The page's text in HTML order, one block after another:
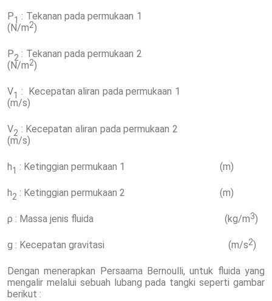
P1 : Tekanan pada permukaan 1
(N/m2)
P2 : Tekanan pada permukaan 2
(N/m2)
V1 : Kecepatan aliran pada permukaan 1
(m/s)
V2 : Kecepatan aliran pada permukaan 2
(m/s)
h1 : Ketinggian permukaan 1 (m)
h2 : Ketinggian permukaan 2 (m)
ρ : Massa jenis fluida (kg/m3)
g : Kecepatan gravitasi (m/s2)
Dengan menerapkan Persaama Bernoulli, untuk fluida yang
mengalir melalui sebuah lubang pada tangki seperti gambar
berikut :